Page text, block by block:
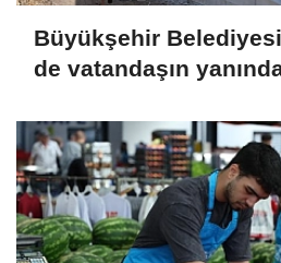
Büyükşehir
de vatandaşın